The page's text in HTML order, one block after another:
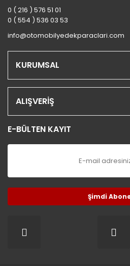
0 ( 216 ) 576 51 01
0 ( 554 ) 536 03 53
info@otomobilyedekparaclari.com
KURUMSAL
ALIŞVERİŞ
E-BÜLTEN KAYIT
Şimdi